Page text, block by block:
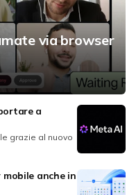
via browser
a
grazie al nuovo
anche in